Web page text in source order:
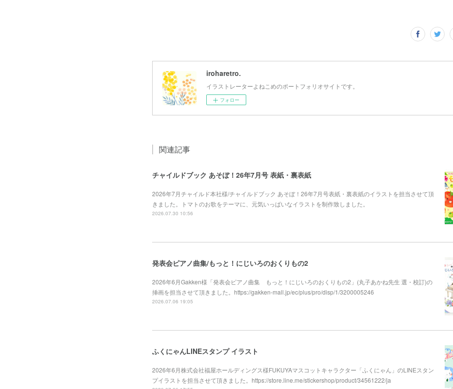
iroharetro.
イラストレーターよねこめのポートフォリオサイトです。
フォロー
関連記事
チャイルドブック あそぼ！26年7月号 表紙・裏表紙
2026年7月チャイルド本社様/チャイルドブック あそぼ！26年7月号表紙・裏表紙のイラストを担当させて頂
きました。トマトのお歌をテーマに、元気いっぱいなイラストを制作致しました。
2026.07.30 10:56
発表会ピアノ曲集/もっと！にじいろのおくりもの2
2026年6月Gakken様「発表会ピアノ曲集 もっと！にじいろのおくりもの2」(丸子あかね先生 選・校訂)の
挿画を担当させて頂きました。https://gakken-mall.jp/ec/plus/pro/disp/1/3200005246
2026.07.06 19:05
ふくにゃんLINEスタンプ イラスト
2026年6月株式会社福屋ホールディングス様FUKUYAマスコットキャラクター「ふくにゃん」のLINEスタン
プイラストを担当させて頂きました。https://store.line.me/stickershop/product/34561222/ja